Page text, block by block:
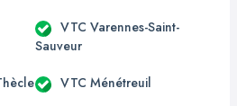
VTC Varennes-Saint-
Sauveur
VTC Ménétreuil